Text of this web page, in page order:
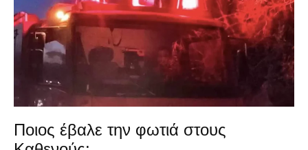
Ποιος έβαλε την φωτιά στους